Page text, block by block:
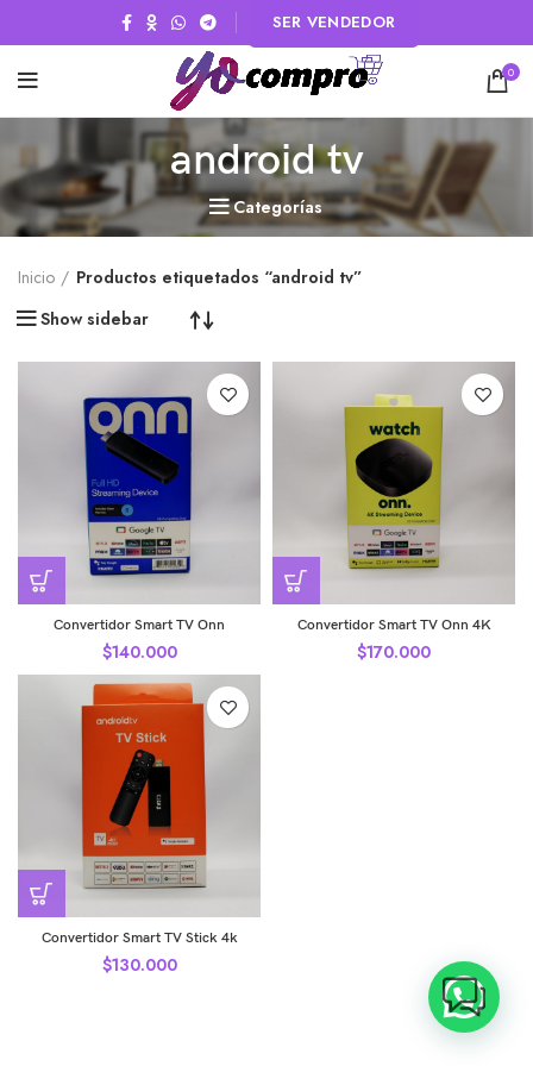
SER VENDEDOR
0
android tv
Categorías
Inicio
Productos etiquetados “android tv”
Show sidebar
Convertidor Smart TV Onn
$140.000
Convertidor Smart TV Onn 4K
$170.000
Convertidor Smart TV Stick 4k
$130.000